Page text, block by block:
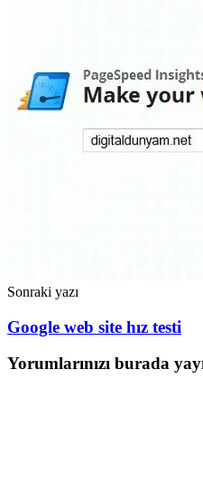
Sonraki yazı
Google web site hız testi
Yorumlarınızı burada